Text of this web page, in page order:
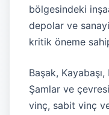
bölgesindeki
depolar ve
kritik öneme
Başak,
Şamlar ve
vinç, sabit vinç